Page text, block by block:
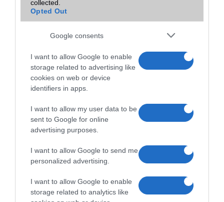
collected.
Opted Out
Google consents
I want to allow Google to enable
storage related to advertising like
cookies on web or device
identifiers in apps.
I want to allow my user data to be
sent to Google for online
advertising purposes.
I want to allow Google to send me
personalized advertising.
I want to allow Google to enable
storage related to analytics like
Gegestore.hu
Gorilla GSM
Griffone Gsm Vásárcsarnok
GSM Palota Westend
GSM Szerviz Duna Plaza
GsmCity.hu
GSMZóna Lehel Csarnok
Guru gsm
iPerfect Lurdy
iphoneszervizes.hu
Jomobil Deák tér